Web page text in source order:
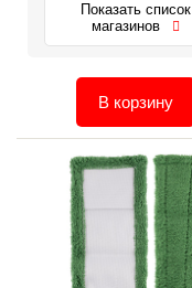
Показать список
магазинов
В корзину